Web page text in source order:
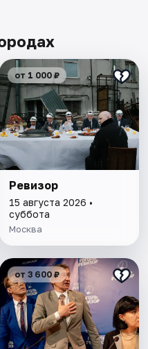
от 1 000 ₽
Ревизор
15 августа 2026 •
суббота
Москва
от 3 600 ₽